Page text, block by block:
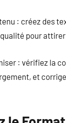
: créez des
pour
: vérifiez la
et